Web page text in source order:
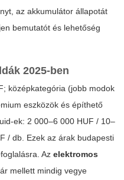
az akkumulátor állapotát
bemutatót és lehetőség
2025-ben
középkategória (jobb modok
eszközök és építhető
ek: 2 000–6 000 HUF / 10–
/ db. Ezek az árak budapesti
Az elektromos
mellett mindig vegye